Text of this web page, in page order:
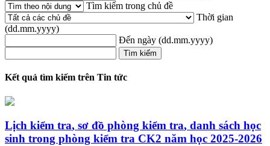
Tìm kiếm trong chủ đề
Thời gian
(dd.mm.yyyy)
Đến ngày (dd.mm.yyyy)
Kết quả tìm kiếm trên Tin tức
Lịch kiểm tra, sơ đồ phòng kiểm tra, danh sách học
sinh trong phòng kiểm tra CK2 năm học 2025-2026